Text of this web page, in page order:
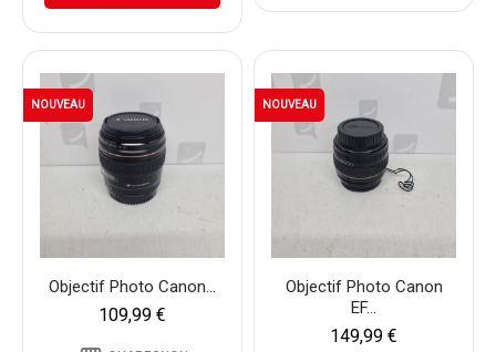
Objectif Photo Canon...
109,99 €
NOUVEAU
Objectif Photo Canon
EF...
149,99 €
NOUVEAU